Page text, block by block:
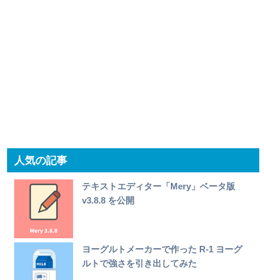
人気の記事
テキストエディター「Mery」ベータ版
v3.8.8 を公開
ヨーグルトメーカーで作った R-1 ヨーグ
ルトで強さを引き出してみた